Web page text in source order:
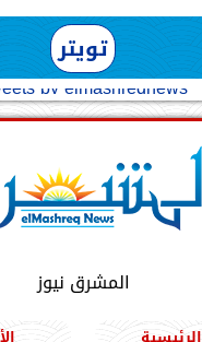
تويتر
by elmashreqnews
المشرق نيوز